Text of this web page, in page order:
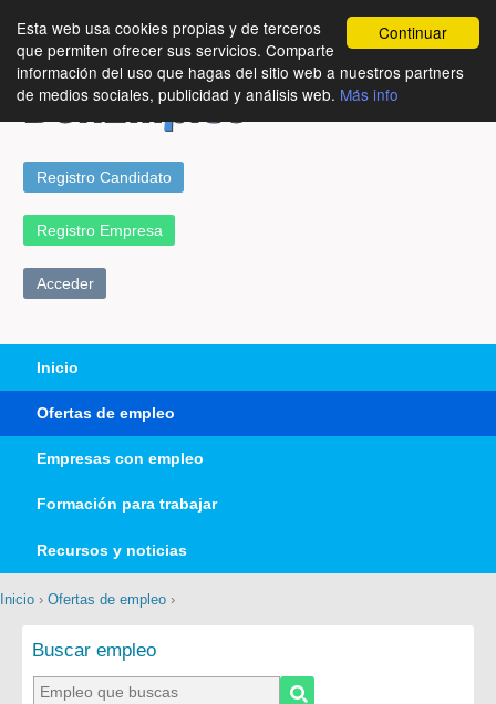
Continuar
Esta web usa cookies propias y de terceros
que permiten ofrecer sus servicios. Comparte
información del uso que hagas del sitio web a nuestros partners
de medios sociales, publicidad y análisis web. Más info
Registro Candidato
Registro Empresa
Acceder
Inicio
Ofertas de empleo
Empresas con empleo
Formación para trabajar
Recursos y noticias
Inicio › Ofertas de empleo ›
Buscar empleo